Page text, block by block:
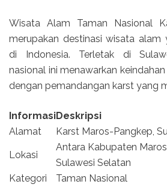
Wisata Alam Taman Nasional
merupakan destinasi wisata
di Indonesia. Terletak di
nasional ini menawarkan
dengan pemandangan karst yang
InformasiDeskripsi
Alamat
Karst Maros-Pangkep,
Lokasi
Antara Kabupaten
Sulawesi Selatan
Kategori
Taman Nasional